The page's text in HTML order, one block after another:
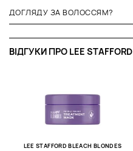
ДОГЛЯДУ ЗА ВОЛОССЯМ?
ВІДГУКИ ПРО LEE STAFFORD
LEE STAFFORD BLEACH BLONDES